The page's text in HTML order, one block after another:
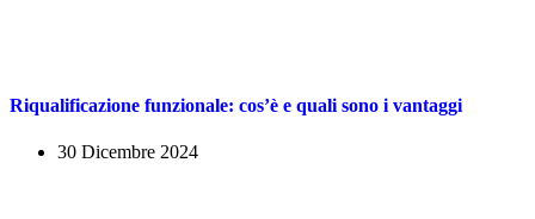
Riqualificazione funzionale: cos’è e quali sono i vantaggi
30 Dicembre 2024